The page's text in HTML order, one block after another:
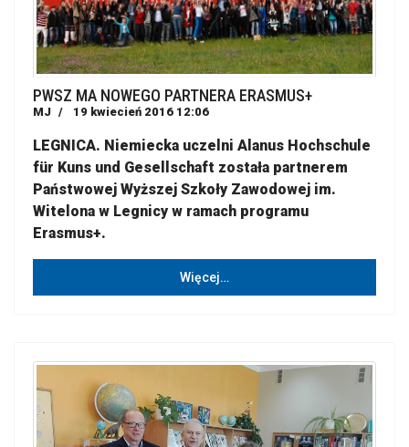
PWSZ MA NOWEGO PARTNERA ERASMUS+
MJ 19 kwiecień 2016 12:06
LEGNICA. Niemiecka uczelni Alanus Hochschule
für Kuns und Gesellschaft została partnerem
Państwowej Wyższej Szkoły Zawodowej im.
Witelona w Legnicy w ramach programu
Erasmus+.
Więcej…